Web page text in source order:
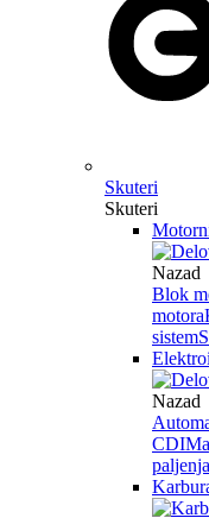
Skuteri
Skuteri
Nazad
Blok
motora
sistem
Nazad
CDI
paljenja